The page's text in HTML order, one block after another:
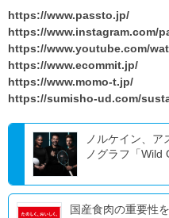
https://www.passto.jp/
https://www.instagram.com/
https://www.youtube.com/
https://www.ecommit.jp/
https://www.momo-t.jp/
https://sumisho-ud.com/
ノルケイン、ア
ノグラフ「Wild
国産食肉の重要性